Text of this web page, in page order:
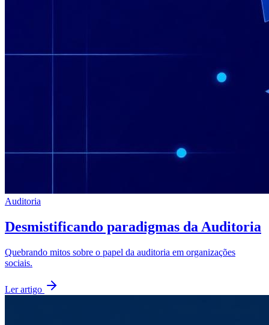
Auditoria
Desmistificando paradigmas da Auditoria
Quebrando mitos sobre o papel da auditoria em organizações
sociais.
Ler artigo